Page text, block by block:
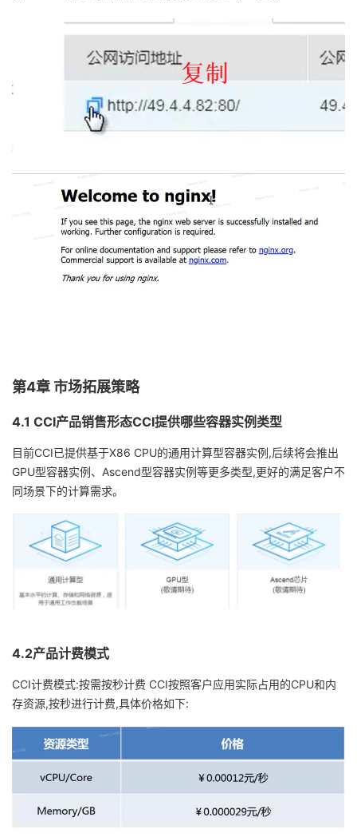
第4章 市场拓展策略
4.1 CCI产品销售形态CCI提供哪些容器实例类型
目前CCI已提供基于X86 CPU的通用计算型容器实例,后续将会推出
GPU型容器实例、Ascend型容器实例等更多类型,更好的满足客户不
同场景下的计算需求。
4.2产品计费模式
CCI计费模式:按需按秒计费 CCI按照客户应用实际占用的CPU和内
存资源,按秒进行计费,具体价格如下: